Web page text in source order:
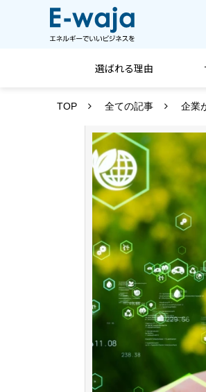
選ばれる理由
TOP 全ての記事 企業